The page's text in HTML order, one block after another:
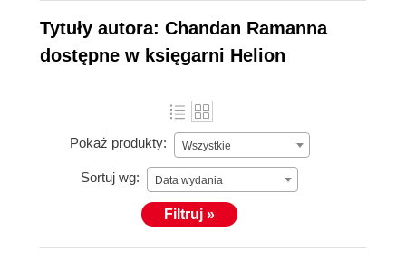
Tytuły autora: Chandan Ramanna
dostępne w księgarni Helion
Pokaż produkty: Wszystkie
Sortuj wg: Data wydania
Filtruj »